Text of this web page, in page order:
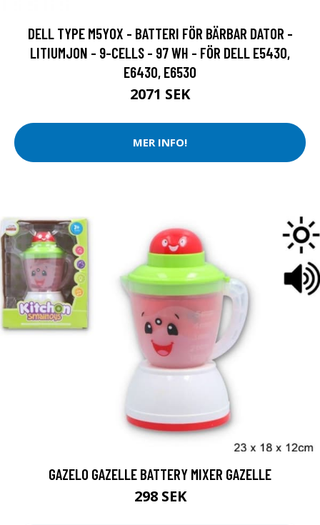
DELL TYPE M5Y0X - BATTERI FÖR BÄRBAR DATOR -
LITIUMJON - 9-CELLS - 97 WH - FÖR DELL E5430,
E6430, E6530
2071 SEK
MER INFO!
GAZELO GAZELLE BATTERY MIXER GAZELLE
298 SEK